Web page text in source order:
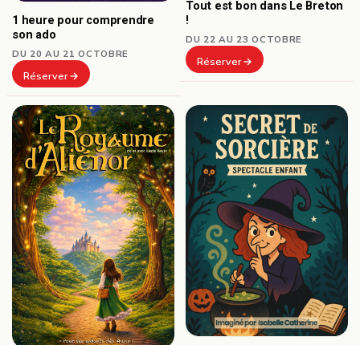
1 heure pour comprendre
son ado
DU 20 AU 21 OCTOBRE
Réserver
Tout est bon dans Le Breton
!
DU 22 AU 23 OCTOBRE
Réserver